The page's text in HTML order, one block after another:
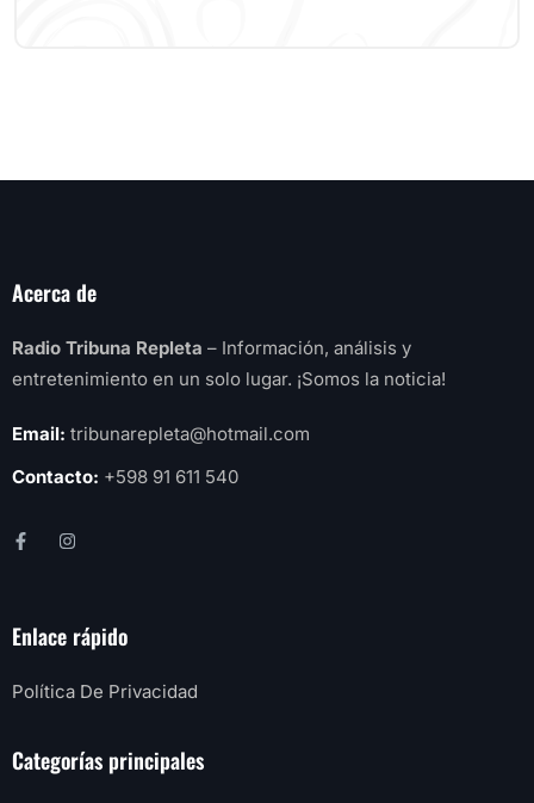
Acerca de
Radio Tribuna Repleta – Información, análisis y
entretenimiento en un solo lugar. ¡Somos la noticia!
Email: tribunarepleta@hotmail.com
Contacto: +598 91 611 540
Enlace rápido
Política De Privacidad
Categorías principales